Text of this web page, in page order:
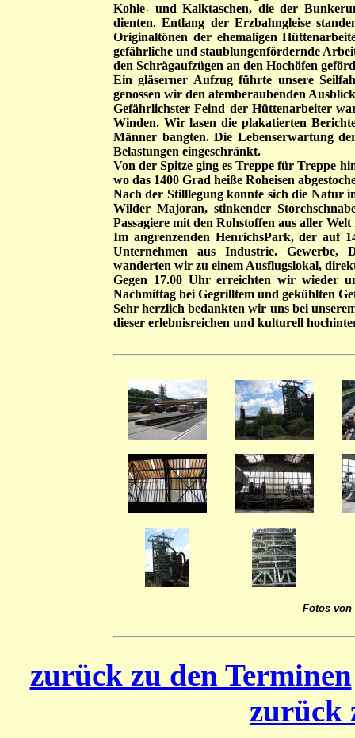
Kohle- und Kalktaschen, die der
dienten. Entlang der Erzbahngleise
Originaltönen der ehemaligen
gefährliche und staublungenfördernde
den Schrägaufzügen an den Hochöfen
Ein gläserner Aufzug führte unsere
genossen wir den atemberaubenden
Gefährlichster Feind der Hüttenarbeiter
Winden. Wir lasen die plakatierten
Männer bangten. Die Lebenserwartung
Belastungen eingeschränkt.
Von der Spitze ging es Treppe für Treppe
wo das 1400 Grad heiße Roheisen
Nach der Stilllegung konnte sich die Natur
Wilder Majoran, stinkender
Passagiere mit den Rohstoffen aus aller
Im angrenzenden HenrichsPark, der auf
Unternehmen aus Industrie. Gewerbe,
wanderten wir zu einem Ausflugslokal,
Gegen 17.00 Uhr erreichten wir wieder
Nachmittag bei Gegrilltem und gekühlten
Sehr herzlich bedankten wir uns bei
dieser erlebnisreichen und
Fotos von
zurück zu den Terminen
zurück